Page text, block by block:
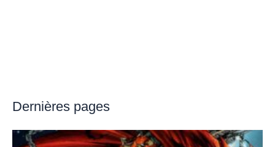
Dernières pages